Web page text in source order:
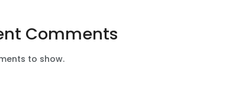
Comments
to show.